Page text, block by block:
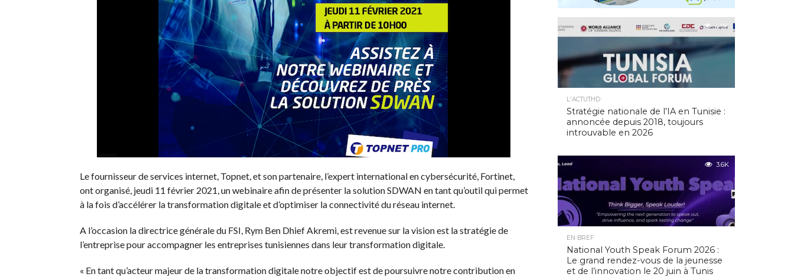
Le fournisseur de services internet, Topnet, et son partenaire, l’expert international en cybersécurité, Fortinet,
ont organisé, jeudi 11 février 2021, un webinaire afin de présenter la solution SDWAN en tant qu’outil qui permet
à la fois d’accélérer la transformation digitale et d’optimiser la connectivité du réseau internet.
A l’occasion la directrice générale du FSI, Rym Ben Dhief Akremi, est revenue sur la vision est la stratégie de
l’entreprise pour accompagner les entreprises tunisiennes dans leur transformation digitale.
« En tant qu’acteur majeur de la transformation digitale notre objectif est de poursuivre notre contribution en
4.9K
L'ACTUTHD
Stratégie nationale de l’IA en Tunisie :
annoncée depuis 2018, toujours
introuvable en 2026
3.6K
EN BREF
National Youth Speak Forum 2026 :
Le grand rendez-vous de la jeunesse
et de l’innovation le 20 juin à Tunis